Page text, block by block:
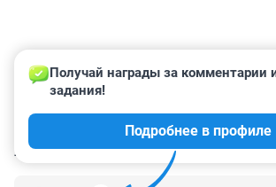
КОММЕНТАРИИ 185
Получай награды за комментарии
задания!
Подробнее в профиле